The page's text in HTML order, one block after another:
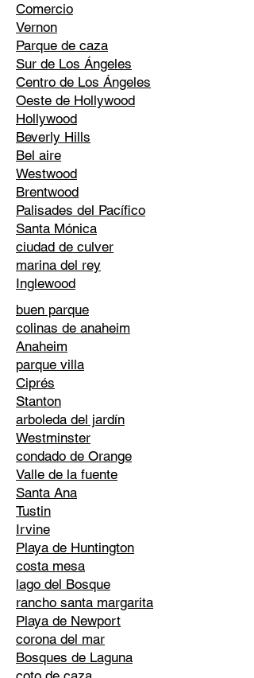
Comercio
Vernon
Parque de caza
Sur de Los Ángeles
Centro de Los Ángeles
Oeste de Hollywood
Hollywood
Beverly Hills
Bel aire
Westwood
Brentwood
Palisades del Pacífico
Santa Mónica
ciudad de culver
marina del rey
Inglewood
buen parque
colinas de anaheim
Anaheim
parque villa
Ciprés
Stanton
arboleda del jardín
Westminster
condado de Orange
Valle de la fuente
Santa Ana
Tustin
Irvine
Playa de Huntington
costa mesa
lago del Bosque
rancho santa margarita
Playa de Newport
corona del mar
Bosques de Laguna